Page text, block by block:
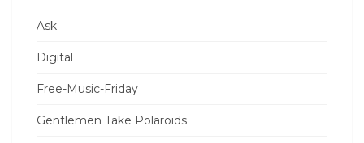
Ask
Digital
Free-Music-Friday
Gentlemen Take Polaroids